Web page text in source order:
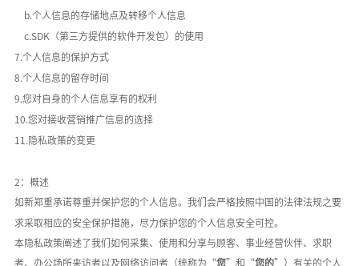
b.个人信息的存储地点及转移个人信息
c.SDK（第三方提供的软件开发包）的使用
7.个人信息的保护方式
8.个人信息的留存时间
9.您对自身的个人信息享有的权利
10.您对接收营销推广信息的选择
11.隐私政策的变更
2：概述
如新郑重承诺尊重并保护您的个人信息。我们会严格按照中国的法律法规之要
求采取相应的安全保护措施，尽力保护您的个人信息安全可控。
本隐私政策阐述了我们如何采集、使用和分享与顾客、事业经营伙伴、求职
者、办公场所来访者以及网络访问者（统称为 “您”和“您的”）有关的个人